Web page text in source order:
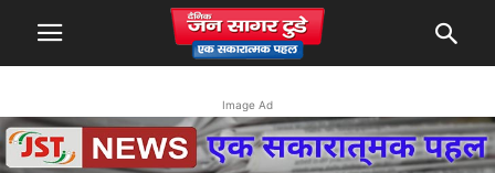
Image Ad